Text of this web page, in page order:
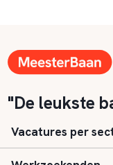
"De leukste
Vacatures per